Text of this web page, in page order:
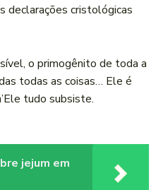
declarações cristológicas
o primogênito de toda a
todas as coisas… Ele é
tudo subsiste.
jejum em